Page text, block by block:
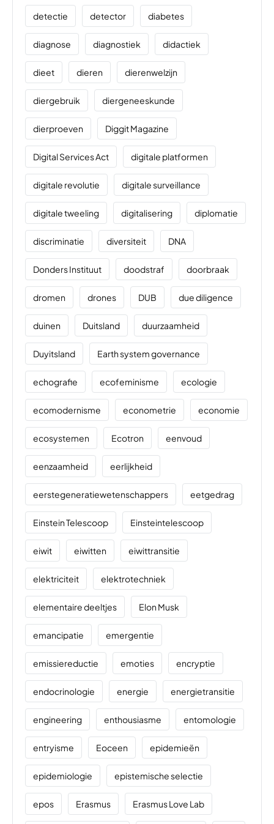
detectie detector diabetes
diagnose diagnostiek didactiek
dieet dieren dierenwelzijn
diergebruik diergeneeskunde
dierproeven Diggit Magazine
Digital Services Act digitale platformen
digitale revolutie digitale surveillance
digitale tweeling digitalisering diplomatie
discriminatie diversiteit DNA
Donders Instituut doodstraf doorbraak
dromen drones DUB due diligence
duinen Duitsland duurzaamheid
Duyitsland Earth system governance
echografie ecofeminisme ecologie
ecomodernisme econometrie economie
ecosystemen Ecotron eenvoud
eenzaamheid eerlijkheid
eerstegeneratiewetenschappers eetgedrag
Einstein Telescoop Einsteintelescoop
eiwit eiwitten eiwittransitie
elektriciteit elektrotechniek
elementaire deeltjes Elon Musk
emancipatie emergentie
emissiereductie emoties encryptie
endocrinologie energie energietransitie
engineering enthousiasme entomologie
entryisme Eoceen epidemieën
epidemiologie epistemische selectie
epos Erasmus Erasmus Love Lab